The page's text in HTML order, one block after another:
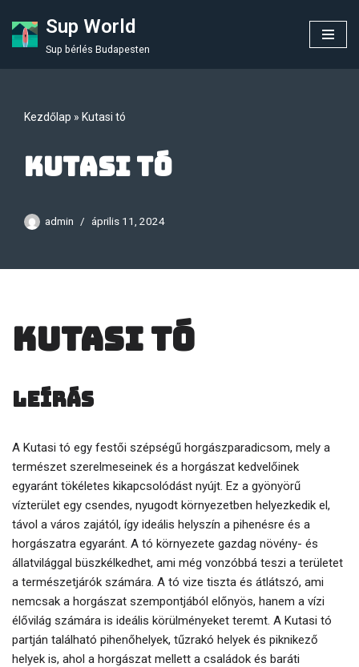
Skip
Sup World
Sup bérlés Budapesten
Kezdőlap » Kutasi tó
Kutasi tó
admin április 11, 2024
Kutasi tó
Leírás
A Kutasi tó egy festői szépségű horgászparadicsom, mely a
természet szerelmeseinek és a horgászat kedvelőinek
egyaránt tökéletes kikapcsolódást nyújt. Ez a gyönyörű
vízterület egy csendes, nyugodt környezetben helyezkedik el,
távol a város zajától, így ideális helyszín a pihenésre és a
horgászatra egyaránt. A tó környezete gazdag növény- és
állatvilággal büszkélkedhet, ami még vonzóbbá teszi a területet
a természetjárók számára. A tó vize tiszta és átlátszó, ami
nemcsak a horgászat szempontjából előnyös, hanem a vízi
élővilág számára is ideális körülményeket teremt. A Kutasi tó
partján található pihenőhelyek, tűzrakó helyek és piknikező
helyek is, ahol a horgászat mellett a családok és baráti